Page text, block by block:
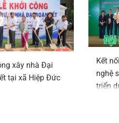
quân
năm
bật
Chủ
8
tăng
Đà Nẵng quản
Thông báo nhu
hiện cắt tỉa cây
tác cắt tỉa cây
Công khai
đóng, trốn
xây nhà Đại
tại xã Hiệp Đức
Kết
nghệ
triển